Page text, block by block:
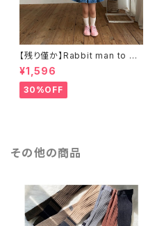
【残り僅か】Rabbit man to ma
n ラビットスウェットT
¥1,596
30%OFF
その他の商品